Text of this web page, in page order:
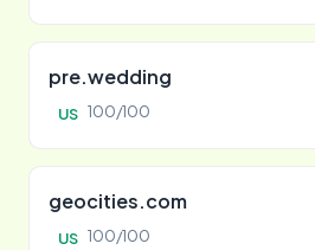
pre.wedding
US 100/100
geocities.com
US 100/100